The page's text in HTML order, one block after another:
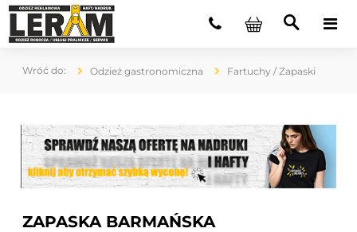
Odzież gastronomiczna Fartuchy / Zapaski
ZAPASKA BARMAŃSKA